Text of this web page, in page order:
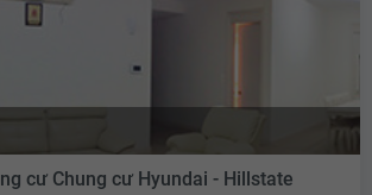
cư Chung cư Hyundai - Hillstate